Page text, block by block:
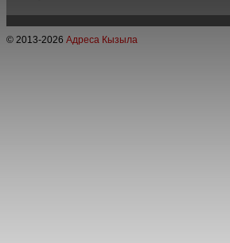
© 2013-2026 Адреса Кызыла